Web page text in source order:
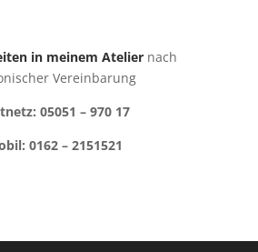
in meinem Atelier nach
Vereinbarung
05051 – 970 17
0162 – 2151521